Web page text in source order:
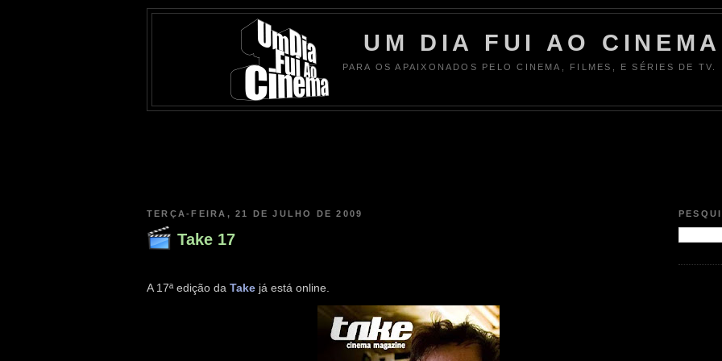
UM DIA FUI AO CINEMA
PARA OS APAIXONADOS PELO CINEMA, FILMES, E SÉRIES DE TV.
TERÇA-FEIRA, 21 DE JULHO DE 2009
Take 17
A 17ª edição da Take já está online.